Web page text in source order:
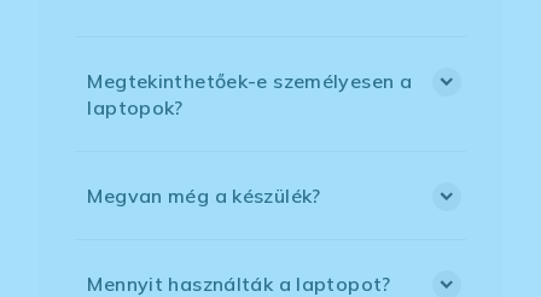
Megtekinthetőek-e személyesen a
laptopok?
Megvan még a készülék?
Mennyit használták a laptopot?